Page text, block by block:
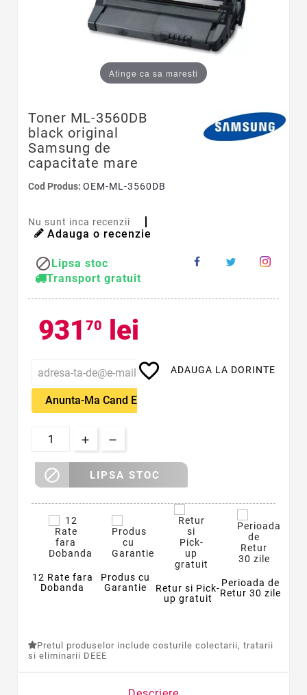
Atinge ca sa maresti
Toner ML-3560DB
black original
Samsung de
capacitate mare
Cod Produs: OEM-ML-3560DB
Nu sunt inca recenzii
Adauga o recenzie
Lipsa stoc
Transport gratuit
931 70 lei
Anunta-Ma Cand Este Disponibil
favorite_border ADAUGA LA DORINTE
 LIPSA STOC
12 Rate fara
Dobanda
Produs cu
Garantie
Retur si Pick-
up gratuit
Perioada de
Retur 30 zile
Pretul produselor include costurile colectarii, tratarii
si eliminarii DEEE